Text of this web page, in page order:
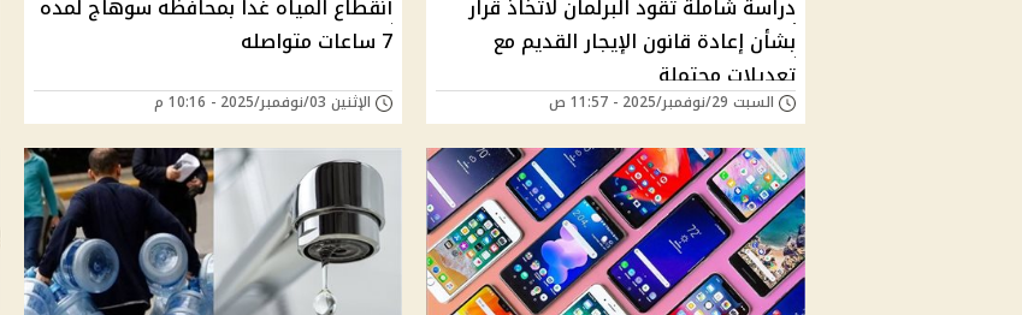
دراسة شاملة تقود البرلمان لاتخاذ قرار
بشأن إعادة قانون الإيجار القديم مع
تعديلات محتملة
السبت 29/نوفمبر/2025 - 11:57 ص
أنقطاع المياه غدا بمحافظه سوهاج لمده
7 ساعات متواصله
الإثنين 03/نوفمبر/2025 - 10:16 م